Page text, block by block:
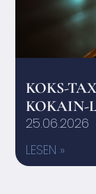
KOKS-
KOKAIN-
25.06.2026
LESEN »